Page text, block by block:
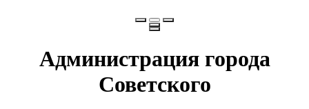
Администрация города
Советского